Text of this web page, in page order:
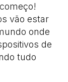
vão estar
onde
de
tudo